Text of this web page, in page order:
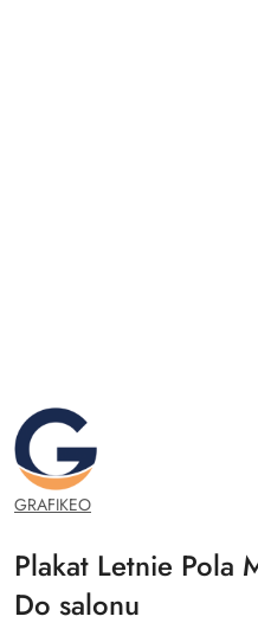
GRAFIKEO.PL
GRAFIKEO
Plakat Letnie Pola
Do salonu